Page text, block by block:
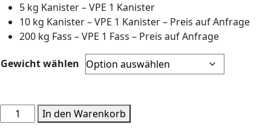
5 kg Kanister – VPE 1 Kanister
10 kg Kanister – VPE 1 Kanister – Preis auf Anfrage
200 kg Fass – VPE 1 Fass – Preis auf Anfrage
Gewicht wählen
Ottoflex®Voranstrich
Menge
In den Warenkorb